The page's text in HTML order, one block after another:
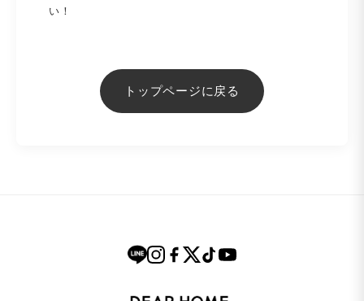
い！
トップページに戻る